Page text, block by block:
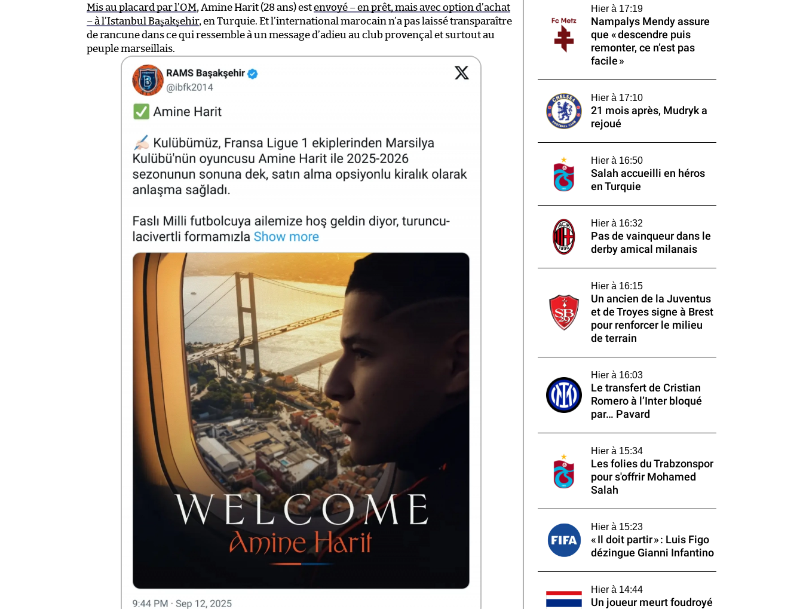
Mis au placard par l’OM, Amine Harit (28 ans) estenvoyé – en prêt, mais avec option d’achat
– à l’Istanbul Başakşehir, en Turquie. Et l’international marocain n’a pas laissé transparaître
de rancune dans ce qui ressemble à un message d’adieu au club provençal et surtout au
peuple marseillais.
Hier à 17:19
Nampalys Mendy assure
que « descendre puis
remonter, ce n’est pas
facile »
Hier à 17:10
21 mois après, Mudryk a
rejoué
Hier à 16:50
Salah accueilli en héros
en Turquie
Hier à 16:32
Pas de vainqueur dans le
derby amical milanais
Hier à 16:15
Un ancien de la Juventus
et de Troyes signe à Brest
pour renforcer le milieu
de terrain
Hier à 16:03
Le transfert de Cristian
Romero à l’Inter bloqué
par… Pavard
Hier à 15:34
Les folies du Trabzonspor
pour s'offrir Mohamed
Salah
Hier à 15:23
« Il doit partir » : Luis Figo
dézingue Gianni Infantino
Hier à 14:44
Un joueur meurt foudroyé